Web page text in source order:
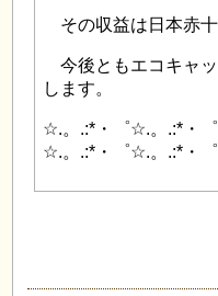
その収益は日本赤十
今後ともエコキャ
します。
☆.。.:*・゜☆.。.:*・
☆.。.:*・゜☆.。.:*・